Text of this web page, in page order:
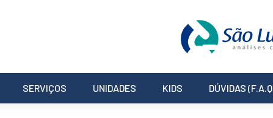
SERVIÇOS UNIDADES KIDS DÚVIDAS